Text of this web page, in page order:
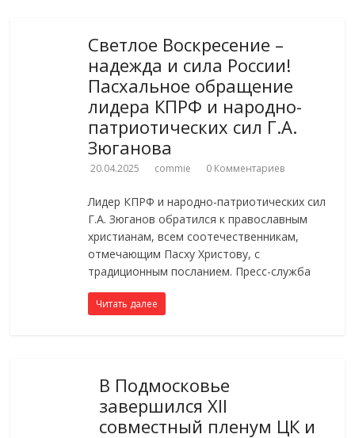
Светлое Воскресение –
надежда и сила России!
Пасхальное обращение
лидера КПРФ и народно-
патриотических сил Г.А.
Зюганова
20.04.2025 commie 0 Комментариев
Лидер КПРФ и народно-патриотических сил
Г.А. Зюганов обратился к православным
христианам, всем соотечественникам,
отмечающим Пасху Христову, с
традиционным посланием. Пресс-служба
Читать далее
В Подмосковье
завершился XII
совместный пленум ЦК и